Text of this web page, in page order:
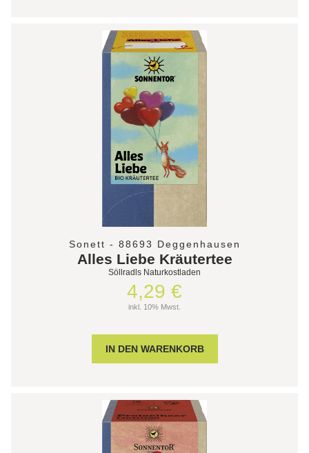
Sonett - 88693 Deggenhausen
Alles Liebe Kräutertee
Söllradls Naturkostladen
4,29 €
inkl. 10% Mwst.